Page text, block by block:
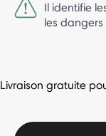
Il identifie
les dangers
Livraison gratuite